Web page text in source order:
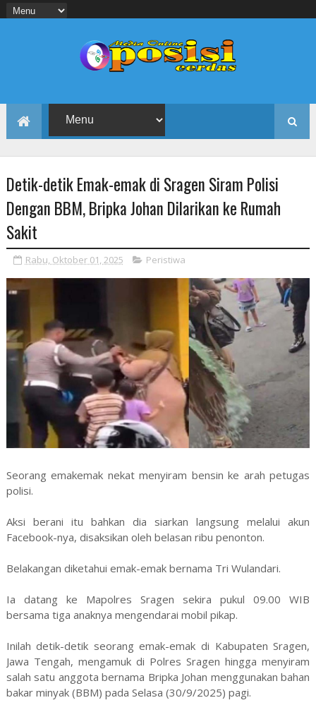
Detik-detik Emak-emak di Sragen Siram Polisi
Dengan BBM, Bripka Johan Dilarikan ke Rumah
Sakit
Rabu, Oktober 01, 2025 Peristiwa
Seorang emakemak nekat menyiram bensin ke arah petugas
polisi.
Aksi berani itu bahkan dia siarkan langsung melalui akun
Facebook-nya, disaksikan oleh belasan ribu penonton.
Belakangan diketahui emak-emak bernama Tri Wulandari.
Ia datang ke Mapolres Sragen sekira pukul 09.00 WIB
bersama tiga anaknya mengendarai mobil pikap.
Inilah detik-detik seorang emak-emak di Kabupaten Sragen,
Jawa Tengah, mengamuk di Polres Sragen hingga menyiram
salah satu anggota bernama Bripka Johan menggunakan bahan
bakar minyak (BBM) pada Selasa (30/9/2025) pagi.